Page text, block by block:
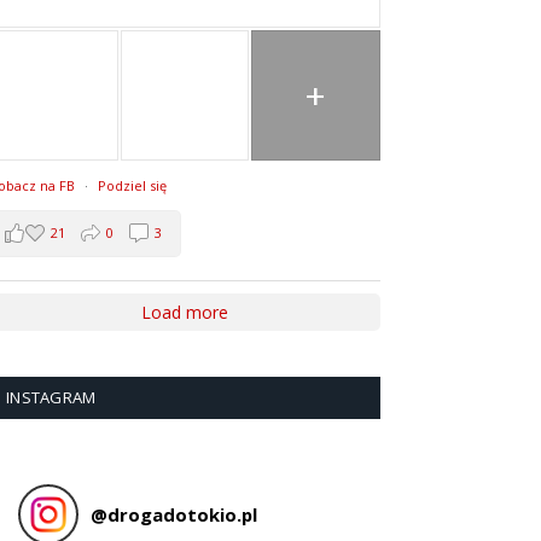
+
na FB · Podziel się
21 0 3
Load more
INSTAGRAM
@drogadotokio.pl